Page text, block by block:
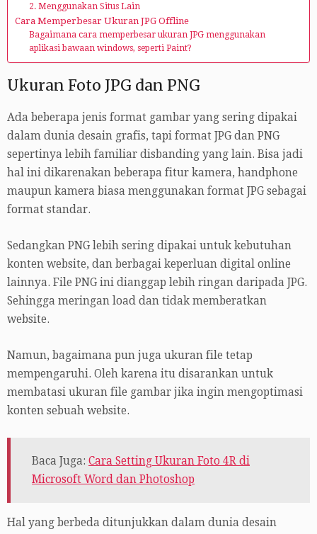
2. Menggunakan Situs Lain
Cara Memperbesar Ukuran JPG Offline
Bagaimana cara memperbesar ukuran JPG menggunakan
aplikasi bawaan windows, seperti Paint?
Ukuran Foto JPG dan PNG
Ada beberapa jenis format gambar yang sering dipakai
dalam dunia desain grafis, tapi format JPG dan PNG
sepertinya lebih familiar disbanding yang lain. Bisa jadi
hal ini dikarenakan beberapa fitur kamera, handphone
maupun kamera biasa menggunakan format JPG sebagai
format standar.
Sedangkan PNG lebih sering dipakai untuk kebutuhan
konten website, dan berbagai keperluan digital online
lainnya. File PNG ini dianggap lebih ringan daripada JPG.
Sehingga meringan load dan tidak memberatkan
website.
Namun, bagaimana pun juga ukuran file tetap
mempengaruhi. Oleh karena itu disarankan untuk
membatasi ukuran file gambar jika ingin mengoptimasi
konten sebuah website.
Baca Juga: Cara Setting Ukuran Foto 4R di
Microsoft Word dan Photoshop
Hal yang berbeda ditunjukkan dalam dunia desain